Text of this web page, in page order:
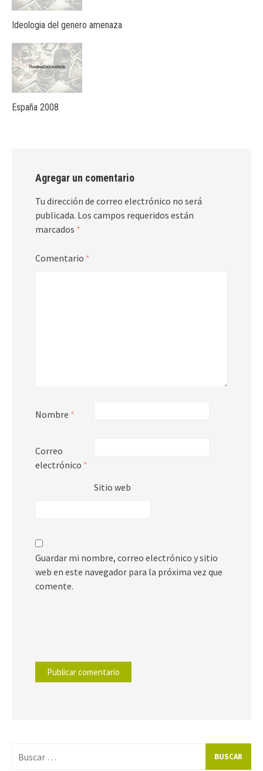
Ideologia del genero amenaza
España 2008
Agregar un comentario
Tu dirección de correo electrónico no será
publicada. Los campos requeridos están
marcados *
Comentario *
Nombre *
Correo
electrónico *
Sitio web
Guardar mi nombre, correo electrónico y sitio
web en este navegador para la próxima vez que
comente.
por: